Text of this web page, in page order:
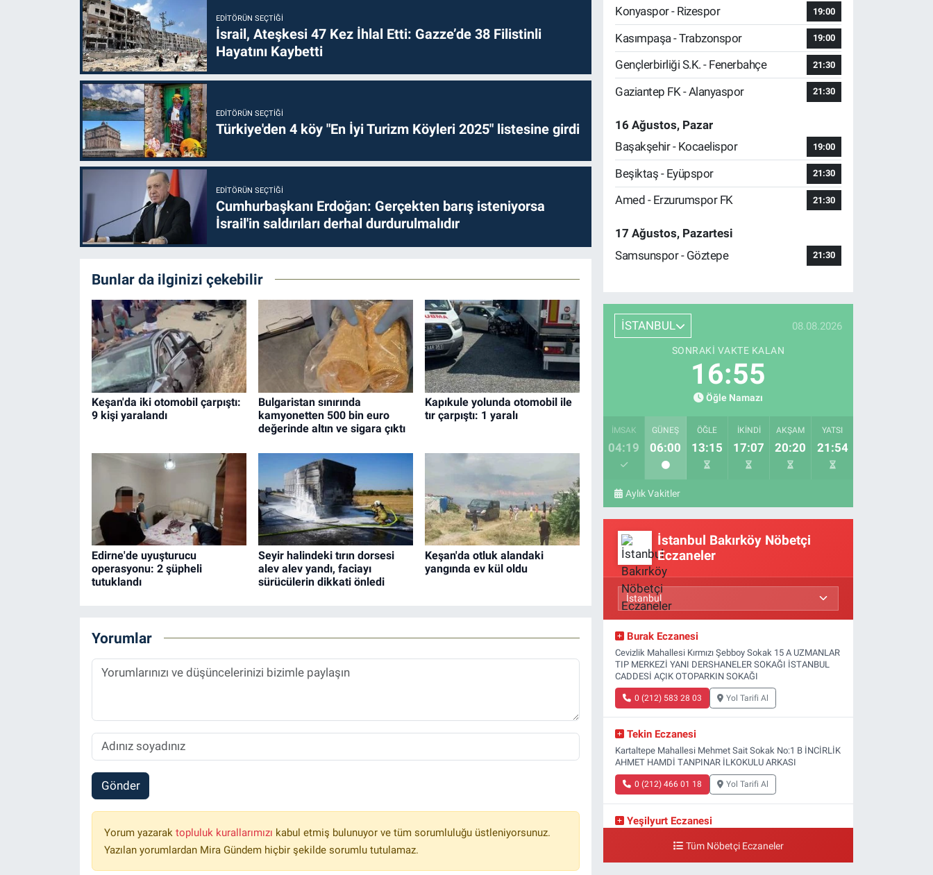
EDITÖRÜN SEÇTIĞI
İsrail, Ateşkesi 47 Kez İhlal Etti: Gazze’de 38 Filistinli
Hayatını Kaybetti
EDITÖRÜN SEÇTIĞI
Türkiye'den 4 köy "En İyi Turizm Köyleri 2025" listesine girdi
EDITÖRÜN SEÇTIĞI
Cumhurbaşkanı Erdoğan: Gerçekten barış isteniyorsa
İsrail'in saldırıları derhal durdurulmalıdır
Bunlar da ilginizi çekebilir
Keşan'da iki otomobil çarpıştı:
9 kişi yaralandı
Bulgaristan sınırında
kamyonetten 500 bin euro
değerinde altın ve sigara çıktı
Kapıkule yolunda otomobil ile
tır çarpıştı: 1 yaralı
Edirne'de uyuşturucu
operasyonu: 2 şüpheli
tutuklandı
Seyir halindeki tırın dorsesi
alev alev yandı, faciayı
sürücülerin dikkati önledi
Keşan'da otluk alandaki
yangında ev kül oldu
Yorumlar
Gönder
Yorum yazarak topluluk kurallarımızı kabul etmiş bulunuyor ve tüm sorumluluğu üstleniyorsunuz.
Yazılan yorumlardan Mira Gündem hiçbir şekilde sorumlu tutulamaz.
Konyaspor - Rizespor
19:00
Kasımpaşa - Trabzonspor 19:00
Gençlerbirliği S.K. - Fenerbahçe 21:30
Gaziantep FK - Alanyaspor 21:30
16 Ağustos, Pazar
Başakşehir - Kocaelispor
19:00
Beşiktaş - Eyüpspor 21:30
Amed - Erzurumspor FK 21:30
17 Ağustos, Pazartesi
Samsunspor - Göztepe
21:30
İSTANBUL 08.08.2026
SONRAKI VAKTE KALAN
16:55
Öğle Namazı
İMSAK
04:19
GÜNEŞ
06:00
ÖĞLE
13:15
İKINDI
17:07
AKŞAM
20:20
YATSI
21:54
Aylık Vakitler
İstanbul Bakırköy Nöbetçi
Eczaneler
Burak Eczanesi
Cevizlik Mahallesi Kırmızı Şebboy Sokak 15 A UZMANLAR
TIP MERKEZİ YANI DERSHANELER SOKAĞI İSTANBUL
CADDESİ AÇIK OTOPARKIN SOKAĞI
0 (212) 583 28 03 Yol Tarifi Al
Tekin Eczanesi
Kartaltepe Mahallesi Mehmet Sait Sokak No:1 B İNCİRLİK
AHMET HAMDİ TANPINAR İLKOKULU ARKASI
0 (212) 466 01 18 Yol Tarifi Al
Yeşilyurt Eczanesi
Tüm Nöbetçi Eczaneler